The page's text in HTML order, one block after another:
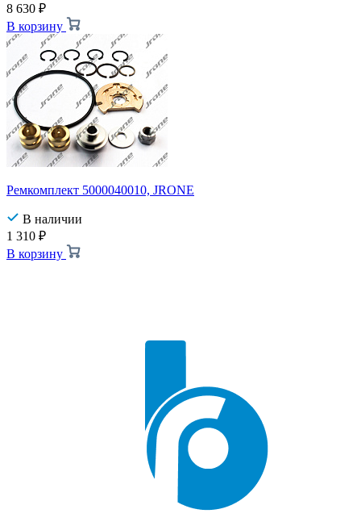
8 630 ₽
В корзину
Ремкомплект 5000040010, JRONE
В наличии
1 310 ₽
В корзину